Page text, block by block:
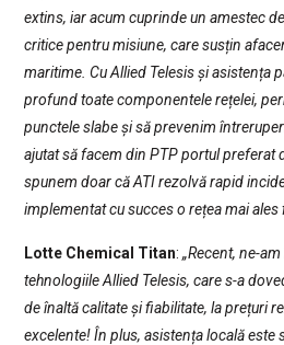
extins, iar acum cuprinde un amestec
critice pentru misiune, care susțin
maritime. Cu Allied Telesis și asistența
profund toate componentele rețelei,
punctele slabe și să prevenim
ajutat să facem din PTP portul preferat
spunem doar că ATI rezolvă rapid
implementat cu succes o rețea mai
Lotte Chemical Titan: „Recent, ne-
tehnologiile Allied Telesis, care s-a
de înaltă calitate și fiabilitate, la prețuri
excelente! În plus, asistența locală este